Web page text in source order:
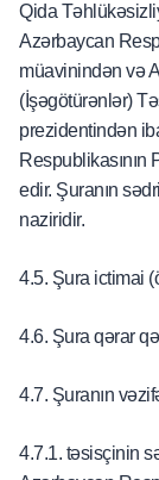
Qida
Azərbaycan
müavinindən və
(İşəgötürənlər)
prezidentindən
edir. Şuranın
naziridir.
4.5. Şura ictimai
4.6. Şura qərar
4.7. Şuranın
4.7.1. təsisçinin